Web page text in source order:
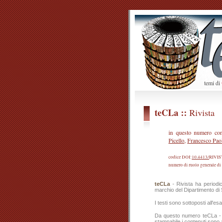
temi di
teCLa :: Rivista
in questo numero
Picello, Francesco
codice DOI:10.4413/
numero di ruolo generale
teCLa - Rivista ha
marchio del Dipartimento di
I testi sono sottoposti
Da questo numero teCLa